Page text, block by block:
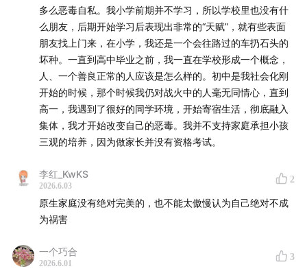
多么恶毒自私。我小学前期并不学习，所以学校里也没有什
么朋友，后期开始学习后表现出非常的“天赋”，就有些表面
朋友找上门来，在小学，我还是一个会往路过的车扔石头的
坏种。一直到高中毕业之前，我一直在学校形成一个概念，
人、一个善良正常的人应该是怎么样的。初中是我社会化刚
开始的时候，那个时候我仍对战火中的人毫无同情心，直到
高一，我遇到了很好的同学环境，开始寄宿生活，彻底融入
集体，我才开始改变自己的恶毒。我并不支持家庭承担小孩
三观的培养，因为做家长并没有资格考试。
李红_KwKS
2026.6.03
2
原生家庭没有绝对完美的，也不能太傲慢认为自己绝对不成
为祸害
一个巧合
2026.6.01
3